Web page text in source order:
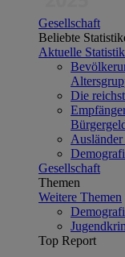
Gesellschaft
Beliebte
Aktuelle
Die
Gesellschaft
Themen
Weitere Themen
Top Report